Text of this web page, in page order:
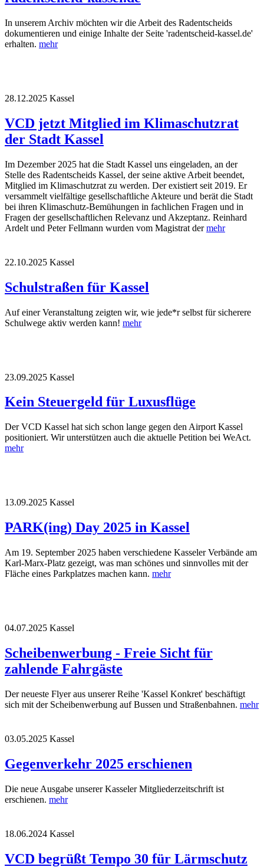
In unserem Archiv möchten wir die Arbeit des Radentscheids
dokumentieren und einige Inhalte der Seite 'radentscheid-kassel.de'
erhalten. mehr
28.12.2025 Kassel
VCD jetzt Mitglied im Klimaschutzrat
der Stadt Kassel
Im Dezember 2025 hat die Stadt Kassel uns eingeladen, an der
Stelle des Radentscheids Kassel, der seine aktive Arbeit beendet,
Mitglied im Klimaschutzrat zu werden. Der existiert seit 2019. Er
versammelt vielfältige gesellschaftliche Akteure und berät die Stadt
bei ihren Klimaschutz-Bemühungen in fachlichen Fragen und in
Fragen der gesellschaftlichen Relevanz und Akzeptanz. Reinhard
Ardelt und Peter Fellmann wurden vom Magistrat dermehr
22.10.2025 Kassel
Schulstraßen für Kassel
Auf einer Veranstaltung zeigten wir, wie jede*r selbst für sicherere
Schulwege aktiv werden kann! mehr
23.09.2025 Kassel
Kein Steuergeld für Luxusflüge
Der VCD Kassel hat sich schon lange gegen den Airport Kassel
positioniert. Wir unterstützen auch die aktuelle Petition bei WeAct.
mehr
13.09.2025 Kassel
PARK(ing) Day 2025 in Kassel
Am 19. September 2025 haben verschiedene Kasseler Verbände am
Karl-Marx-Platz gezeigt, was man schönes und sinnvolles mit der
Fläche eines Parkplatzes machen kann. mehr
04.07.2025 Kassel
Scheibenwerbung - Freie Sicht für
zahlende Fahrgäste
Der neueste Flyer aus unserer Reihe 'Kassel Konkret' beschäftigt
sich mit der Scheibenwerbung auf Bussen und Straßenbahnen. mehr
03.05.2025 Kassel
Gegenverkehr 2025 erschienen
Die neue Ausgabe unserer Kasseler Mitgliederzeitschrift ist
erschienen. mehr
18.06.2024 Kassel
VCD begrüßt Tempo 30 für Lärmschutz